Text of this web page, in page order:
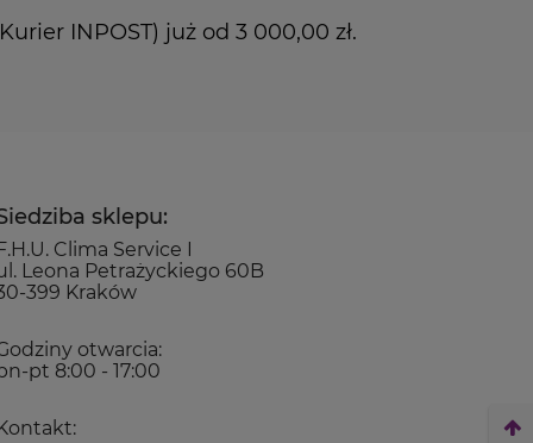
INPOST) już od 3 000,00 zł.
sklepu:
F.H.U. Clima Service I
Leona Petrażyckiego 60B
399 Kraków
otwarcia:
pt 8:00 - 17:00
Kontakt: